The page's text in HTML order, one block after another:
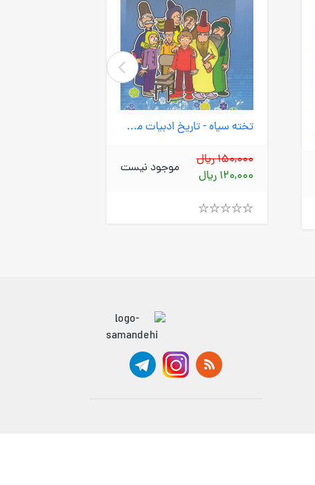
تخته سیاه - تاریخ ادبیات مصور نظام قدیم
150,000 ریال
120,000 ریال
موجود نیست